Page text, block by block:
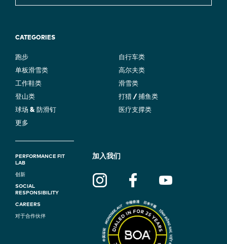
CATEGORIES
跑步
自行车类
单板滑雪类
高尔夫类
工作鞋类
滑雪类
登山类
打猎 / 捕鱼类
球场 & 防滑钉
医疗支撑类
更多
F
O
O
T
PERFORMANCE FIT
LAB
创新
SOCIAL
RESPONSIBILITY
CAREERS
对于合作伙伴
加入我们